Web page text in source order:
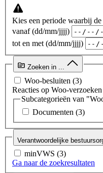
Kies een periode waarbij
vanaf (dd/mm/jjjj)
tot en met (dd/mm/jjjj)
Zoeken in ...
Woo-besluiten (3)
Reacties op Woo-verzoeken
Subcategorieën van
Documenten (3)
Verantwoordelijke
minVWS (3)
Ga naar de zoekresultaten